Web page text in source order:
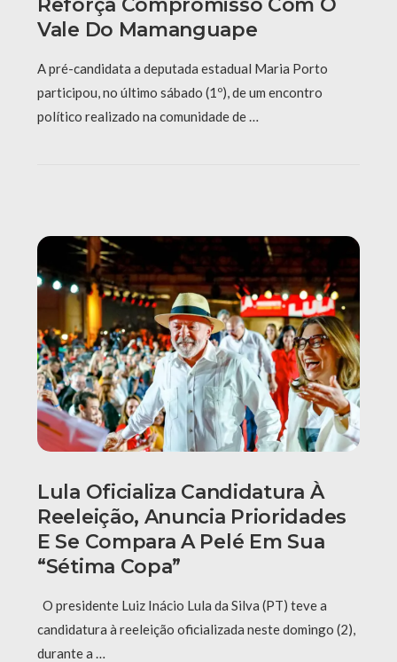
Vale Do Mamanguape
A pré-candidata a deputada estadual Maria Porto
participou, no último sábado (1º), de um encontro
político realizado na comunidade de …
Lula Oficializa Candidatura À
Reeleição, Anuncia Prioridades
E Se Compara A Pelé Em Sua
“sétima Copa”
O presidente Luiz Inácio Lula da Silva (PT) teve a
candidatura à reeleição oficializada neste domingo (2),
durante a …